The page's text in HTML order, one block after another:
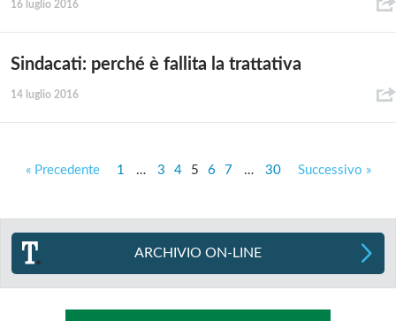
16 luglio 2016
Sindacati: perché è fallita la trattativa
14 luglio 2016
« Precedente 1 … 3 4 5 6 7 … 30 Successivo »
ARCHIVIO ON-LINE